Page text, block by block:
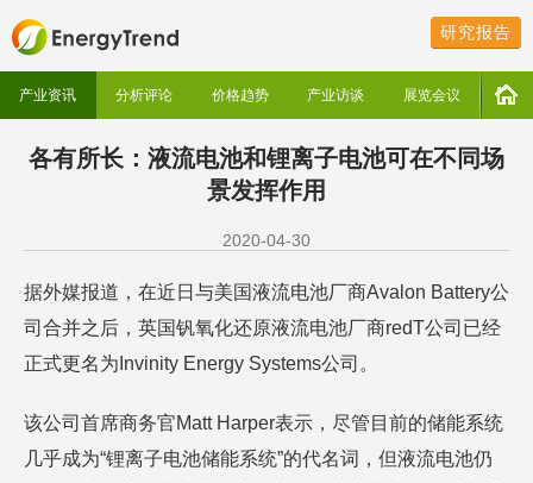
研究报告
产业资讯 分析评论 价格趋势 产业访谈 展览会议
各有所长：液流电池和锂离子电池可在不同场
景发挥作用
2020-04-30
据外媒报道，在近日与美国液流电池厂商Avalon Battery公
司合并之后，英国钒氧化还原液流电池厂商redT公司已经
正式更名为Invinity Energy Systems公司。
该公司首席商务官Matt Harper表示，尽管目前的储能系统
几乎成为“锂离子电池储能系统”的代名词，但液流电池仍